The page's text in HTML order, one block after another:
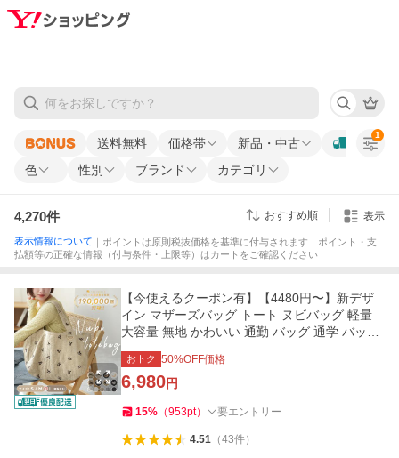
送料無料 価格帯
新品・中古
色
性別 ブランド カテゴリ
1
4,270件 おすすめ順 表示
表示情報について ｜ポイントは原則税抜価格を基準に付与されます｜ポイント・支
払額等の正確な情報（付与条件・上限等）はカートをご確認ください
【今使えるクーポン有】【4480円〜】新デザ
イン マザーズバッグ トート ヌビバッグ 軽量
大容量 無地 かわいい 通勤 バッグ 通学 バッグ
トート 肩掛け 軽い
おトク 50%OFF価格
6,980円
15% （953pt） 要エントリー
4.51（43件）